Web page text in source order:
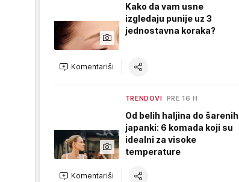
Kako da vam usne
izgledaju punije uz 3
jednostavna koraka?
Komentariši
TRENDOVI PRE 16 H
Od belih haljina do šarenih
japanki: 6 komada koji su
idealni za visoke
temperature
Komentariši